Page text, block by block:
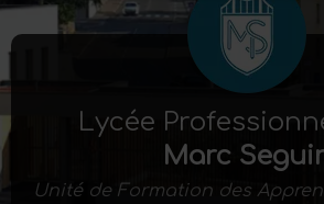
Lycée
Marc
Unité de Formation des